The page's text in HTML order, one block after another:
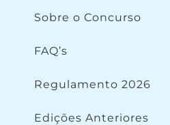
Sobre o Concurso
FAQ’s
Regulamento 2026
Edições Anteriores